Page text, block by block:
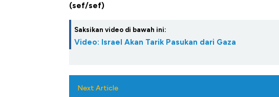
(sef/sef)
Saksikan video di bawah ini:
Video: Israel Akan Tarik Pasukan dari Gaza
Next Article